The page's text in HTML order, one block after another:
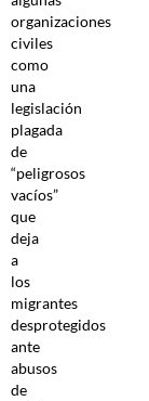
organizaciones
civiles
como
una
legislación
plagada
de
“peligrosos
vacíos”
que
deja
a
los
migrantes
desprotegidos
ante
abusos
de